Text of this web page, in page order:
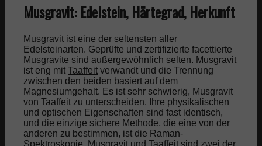
Musgravit: Edelstein, Härtegrad, Herkunft
Musgravit ist eine der seltensten aller
Edelsteinarten. Geprüfte und zertifizierte facettierte
Musgravite sind außergewöhnlich selten. Musgravit
ist eng mitTaaffeit verwandt und die Trennung
zwischen den beiden basiert auf dem
Magnesiumgehalt. Es ist sehr schwierig, Musgravit
von Taaffeit zu unterscheiden. Ihre physikalischen
und optischen Eigenschaften sind fast identisch,
und die einzige sichere Methode, die eine von der
anderen zu bestimmen, ist die Raman-
Spektroskopie. Musgravit und Taaffeit sind zwei der